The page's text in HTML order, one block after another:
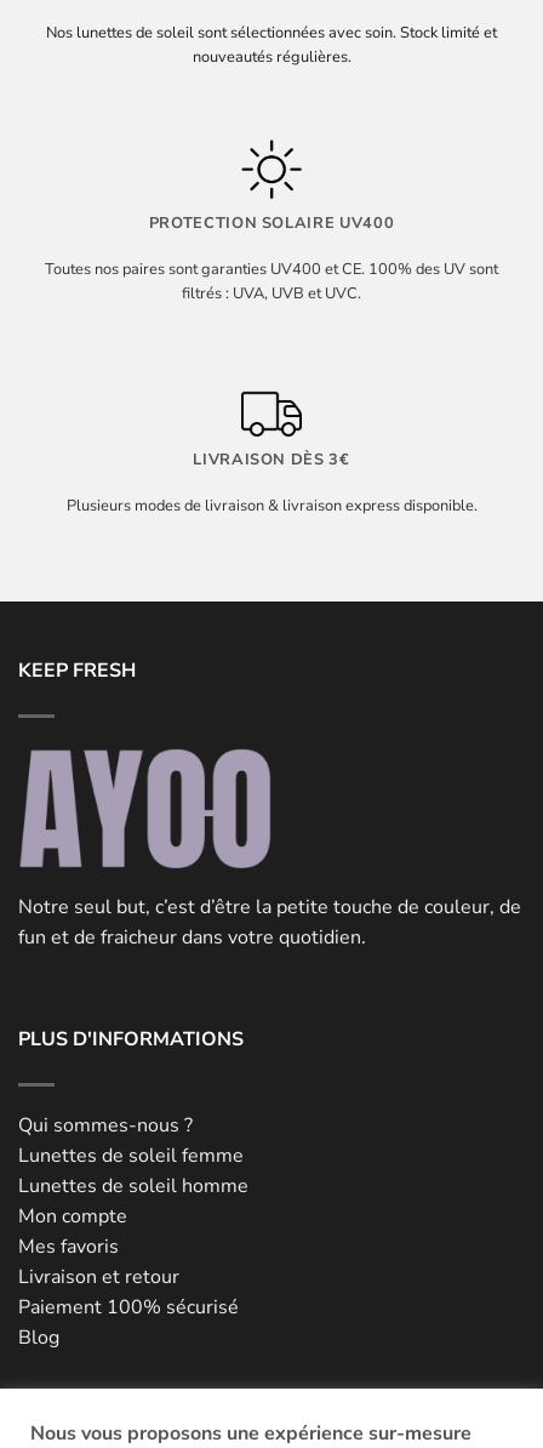
Nos lunettes de soleil sont sélectionnées avec soin. Stock limité et
nouveautés régulières.
PROTECTION SOLAIRE UV400
Toutes nos paires sont garanties UV400 et CE. 100% des UV sont
filtrés : UVA, UVB et UVC.
LIVRAISON DÈS 3€
Plusieurs modes de livraison & livraison express disponible.
KEEP FRESH
Notre seul but, c’est d’être la petite touche de couleur, de
fun et de fraicheur dans votre quotidien.
PLUS D'INFORMATIONS
Qui sommes-nous ?
Lunettes de soleil femme
Lunettes de soleil homme
Mon compte
Mes favoris
Livraison et retour
Paiement 100% sécurisé
Blog
Nous vous proposons une expérience sur-mesure